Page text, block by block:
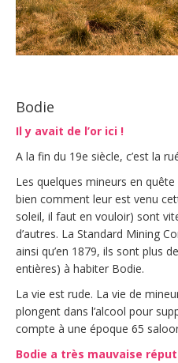
Bodie
Il y avait de l’or ici !
A la fin du 19e siècle, c’est la
Les quelques mineurs en
bien comment leur est venu
soleil, il faut en vouloir) sont
d’autres. La Standard Mining
ainsi qu’en 1879, ils sont plus
entières) à habiter Bodie.
La vie est rude. La vie de
plongent dans l’alcool pour
compte à une époque 65
Bodie a très mauvaise